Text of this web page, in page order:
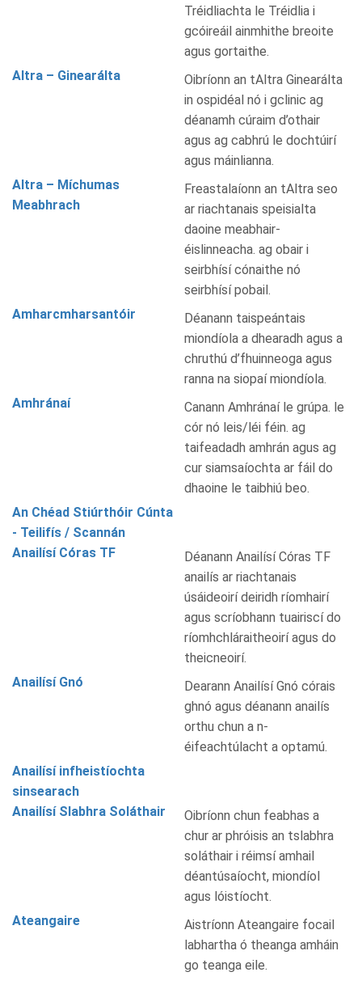
Tréidliachta le Tréidlia i
gcóireáil ainmhithe breoite
agus gortaithe.
Altra – Ginearálta
Oibríonn an tAltra Ginearálta
in ospidéal nó i gclinic ag
déanamh cúraim d’othair
agus ag cabhrú le dochtúirí
agus máinlianna.
Altra – Míchumas
Meabhrach
Freastalaíonn an tAltra seo
ar riachtanais speisialta
daoine meabhair-
éislinneacha. ag obair i
seirbhísí cónaithe nó
seirbhísí pobail.
Amharcmharsantóir
Déanann taispeántais
miondíola a dhearadh agus a
chruthú d’fhuinneoga agus
ranna na siopaí miondíola.
Amhránaí
Canann Amhránaí le grúpa. le
cór nó leis/léi féin. ag
taifeadadh amhrán agus ag
cur siamsaíochta ar fáil do
dhaoine le taibhiú beo.
An Chéad Stiúrthóir Cúnta
- Teilifís / Scannán
Anailísí Córas TF
Déanann Anailísí Córas TF
anailís ar riachtanais
úsáideoirí deiridh ríomhairí
agus scríobhann tuairiscí do
ríomhchláraitheoirí agus do
theicneoirí.
Anailísí Gnó
Dearann Anailísí Gnó córais
ghnó agus déanann anailís
orthu chun a n-
éifeachtúlacht a optamú.
Anailísí infheistíochta
sinsearach
Anailísí Slabhra Soláthair
Oibríonn chun feabhas a
chur ar phróisis an tslabhra
soláthair i réimsí amhail
déantúsaíocht, miondíol
agus lóistíocht.
Ateangaire
Aistríonn Ateangaire focail
labhartha ó theanga amháin
go teanga eile.